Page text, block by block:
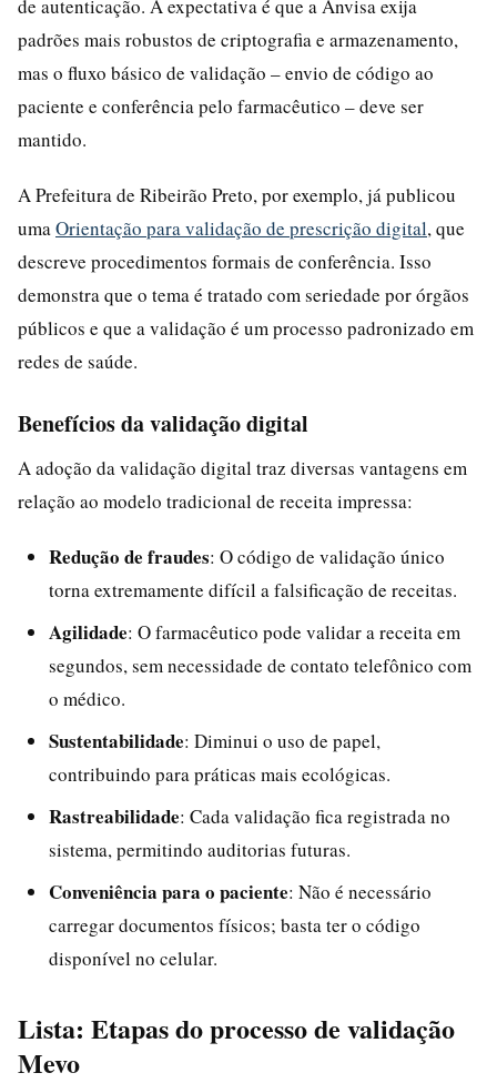
de autenticação. A expectativa é que a Anvisa exija
padrões mais robustos de criptografia e armazenamento,
mas o fluxo básico de validação – envio de código ao
paciente e conferência pelo farmacêutico – deve ser
mantido.
A Prefeitura de Ribeirão Preto, por exemplo, já publicou
uma Orientação para validação de prescrição digital, que
descreve procedimentos formais de conferência. Isso
demonstra que o tema é tratado com seriedade por órgãos
públicos e que a validação é um processo padronizado em
redes de saúde.
Benefícios da validação digital
A adoção da validação digital traz diversas vantagens em
relação ao modelo tradicional de receita impressa:
Redução de fraudes: O código de validação único
torna extremamente difícil a falsificação de receitas.
Agilidade: O farmacêutico pode validar a receita em
segundos, sem necessidade de contato telefônico com
o médico.
Sustentabilidade: Diminui o uso de papel,
contribuindo para práticas mais ecológicas.
Rastreabilidade: Cada validação fica registrada no
sistema, permitindo auditorias futuras.
Conveniência para o paciente: Não é necessário
carregar documentos físicos; basta ter o código
disponível no celular.
Lista: Etapas do processo de validação
Mevo